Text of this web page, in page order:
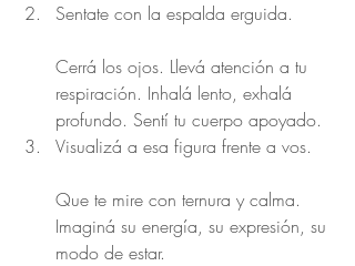
Sentate con la espalda erguida.
Cerrá los ojos. Llevá atención a tu
respiración. Inhalá lento, exhalá
profundo. Sentí tu cuerpo apoyado.
Visualizá a esa figura frente a vos.
Que te mire con ternura y calma.
Imaginá su energía, su expresión, su
modo de estar.